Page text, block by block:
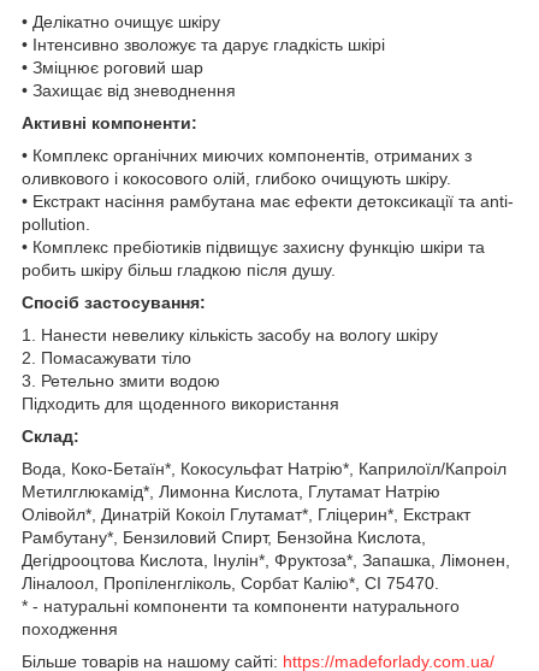
• Делікатно очищує шкіру
• Інтенсивно зволожує та дарує гладкість шкірі
• Зміцнює роговий шар
• Захищає від зневоднення
Активні компоненти:
• Комплекс органічних миючих компонентів, отриманих з
оливкового і кокосового олій, глибоко очищують шкіру.
• Екстракт насіння рамбутана має ефекти детоксикації та anti-
pollution.
• Комплекс пребіотиків підвищує захисну функцію шкіри та
робить шкіру більш гладкою після душу.
Спосіб застосування:
1. Нанести невелику кількість засобу на вологу шкіру
2. Помасажувати тіло
3. Ретельно змити водою
Підходить для щоденного використання
Склад:
Вода, Коко-Бетаїн*, Кокосульфат Натрію*, Каприлоїл/Капроіл
Метилглюкамід*, Лимонна Кислота, Глутамат Натрію
Олівойл*, Динатрій Кокоіл Глутамат*, Гліцерин*, Екстракт
Рамбутану*, Бензиловий Спирт, Бензойна Кислота,
Дегідрооцтова Кислота, Інулін*, Фруктоза*, Запашка, Лімонен,
Ліналоол, Пропіленгліколь, Сорбат Калію*, CI 75470.
* - натуральні компоненти та компоненти натурального
походження
Більше товарів на нашому сайті: https://madeforlady.com.ua/